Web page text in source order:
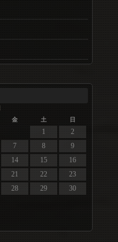
金 土 日
1
2
7 8
9
14 15
16
21 22
23
28 29
30